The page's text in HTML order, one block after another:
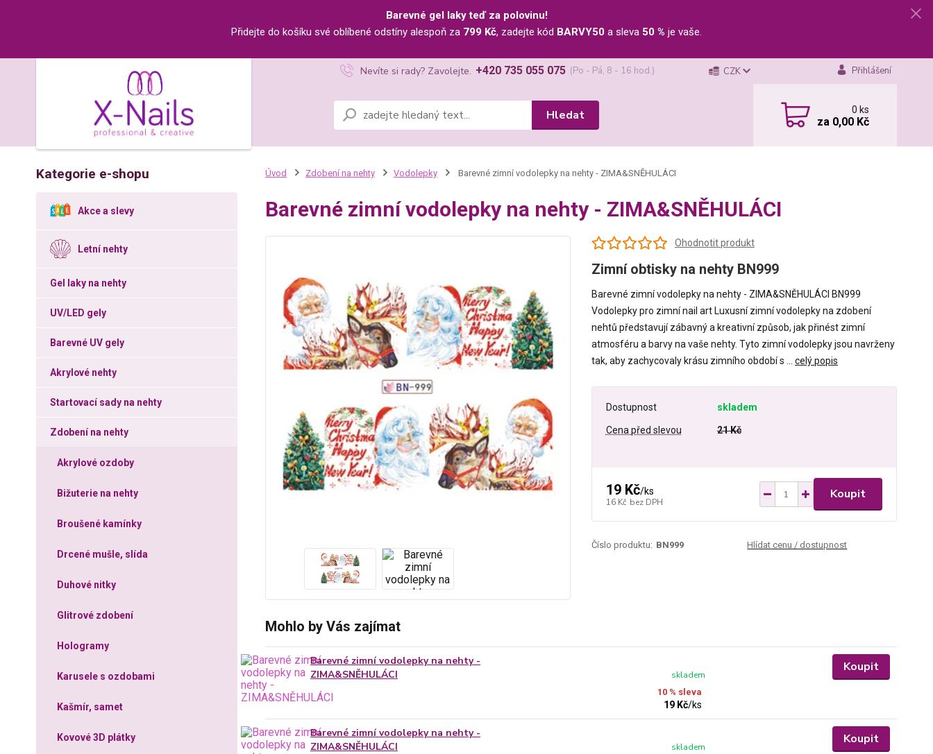
Barevné gel laky teď za polovinu!
Přidejte do košíku své oblíbené odstíny alespoň za 799 Kč, zadejte kód BARVY50 a sleva 50 % je vaše.
CZK Přihlášení
Hledat
Nevíte si rady? Zavolejte. +420 735 055 075 (Po - Pá, 8 - 16 hod.)
0ks
za 0,00 Kč
Kategorie e-shopu
Akce a slevy
Letní nehty
Gel laky na nehty
UV/LED gely
Barevné UV gely
Akrylové nehty
Startovací sady na nehty
Zdobení na nehty
Akrylové ozdoby
Bižuterie na nehty
Broušené kamínky
Drcené mušle, slída
Duhové nitky
Glitrové zdobení
Hologramy
Karusele s ozdobami
Kašmír, samet
Kovové 3D plátky
Úvod Zdobení na nehty Vodolepky Barevné zimní vodolepky na nehty - ZIMA&SNĚHULÁCI
Barevné zimní vodolepky na nehty - ZIMA&SNĚHULÁCI
Ohodnotit produkt
Zimní obtisky na nehty BN999
Barevné zimní vodolepky na nehty - ZIMA&SNĚHULÁCI BN999
Vodolepky pro zimní nail art Luxusní zimní vodolepky na zdobení
nehtů představují zábavný a kreativní způsob, jak přinést zimní
atmosféru a barvy na vaše nehty. Tyto zimní vodolepky jsou navrženy
tak, aby zachycovaly krásu zimního období s ... celý popis
Dostupnost skladem
Cena před slevou 21 Kč
19 Kč/ks
16 Kč bez DPH
Koupit
Číslo produktu: BN999 Hlídat cenu / dostupnost
Mohlo by Vás zajímat
Barevné zimní vodolepky na nehty -
ZIMA&SNĚHULÁCI
10 % sleva
19 Kč/ks
skladem
Koupit
Barevné zimní vodolepky na nehty -
ZIMA&SNĚHULÁCI
skladem
Koupit